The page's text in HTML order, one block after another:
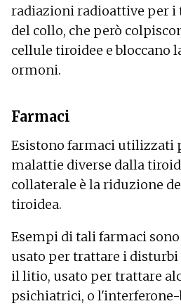
radiazioni radioattive per i
del collo, che però
cellule tiroidee e bloccano
ormoni.
Farmaci
Esistono farmaci utilizzati
malattie diverse dalla
collaterale è la riduzione
tiroidea.
Esempi di tali farmaci
usato per trattare i
il litio, usato per trattare
psichiatrici, o